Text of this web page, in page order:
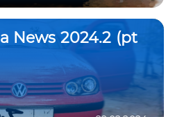
News 2024.2 (pt